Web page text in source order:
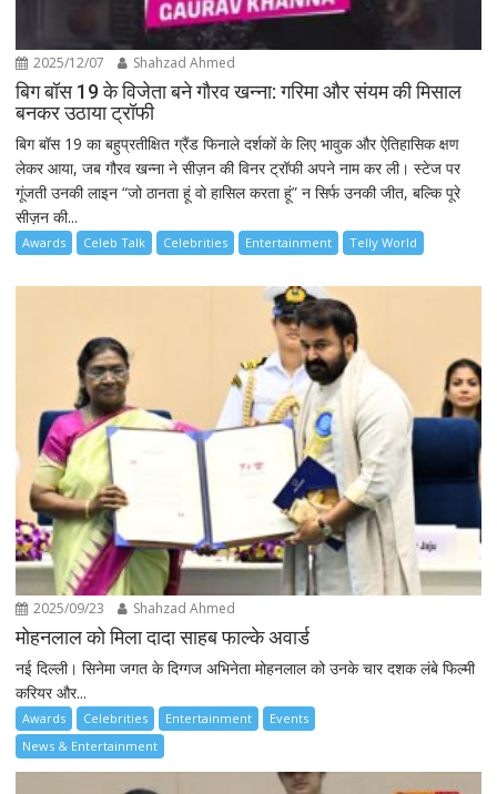
2025/12/07 Shahzad Ahmed
बिग बॉस 19 के विजेता बने गौरव खन्ना: गरिमा और संयम की मिसाल
बनकर उठाया ट्रॉफी
बिग बॉस 19 का बहुप्रतीक्षित ग्रैंड फिनाले दर्शकों के लिए भावुक और ऐतिहासिक क्षण
लेकर आया, जब गौरव खन्ना ने सीज़न की विनर ट्रॉफी अपने नाम कर ली। स्टेज पर
गूंजती उनकी लाइन “जो ठानता हूं वो हासिल करता हूं” न सिर्फ उनकी जीत, बल्कि पूरे
सीज़न की...
Awards Celeb Talk Celebrities Entertainment Telly World
2025/09/23 Shahzad Ahmed
मोहनलाल को मिला दादा साहब फाल्के अवार्ड
नई दिल्ली। सिनेमा जगत के दिग्गज अभिनेता मोहनलाल को उनके चार दशक लंबे फिल्मी
करियर और...
Awards Celebrities Entertainment
Events
News & Entertainment